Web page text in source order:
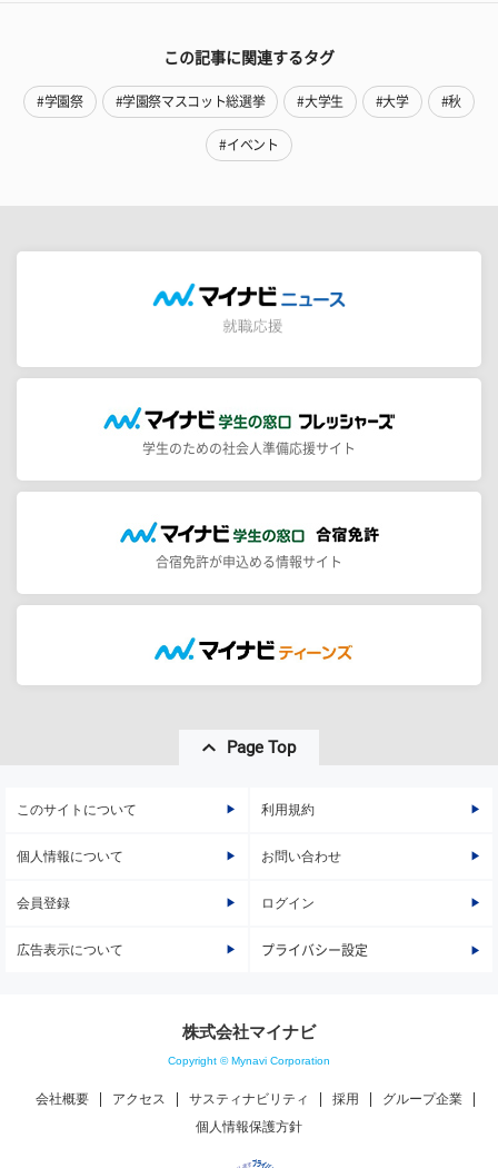
この記事に関連するタグ
#学園祭 #学園祭マスコット総選挙 #大学生 #大学 #秋
#イベント
学生のための社会人準備応援サイト
合宿免許が申込める情報サイト
Page Top
このサイトについて 利用規約
個人情報について お問い合わせ
会員登録 ログイン
広告表示について プライバシー設定
株式会社マイナビ
Copyright © Mynavi Corporation
会社概要 アクセス サスティナビリティ 採用
グループ企業
個人情報保護方針